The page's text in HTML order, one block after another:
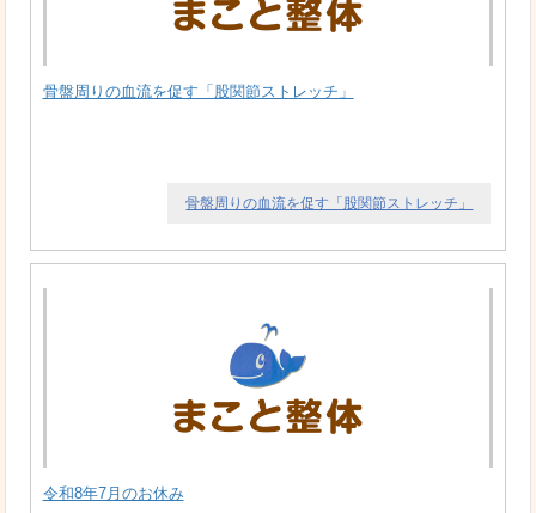
骨盤周りの血流を促す「股関節ストレッチ」
骨盤周りの血流を促す「股関節ストレッチ」
令和8年7月のお休み